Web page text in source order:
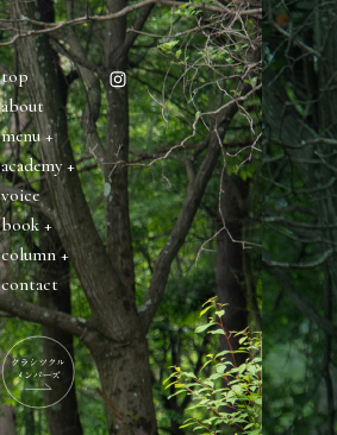
top
about
menu +
academy +
voice
book +
column +
contact